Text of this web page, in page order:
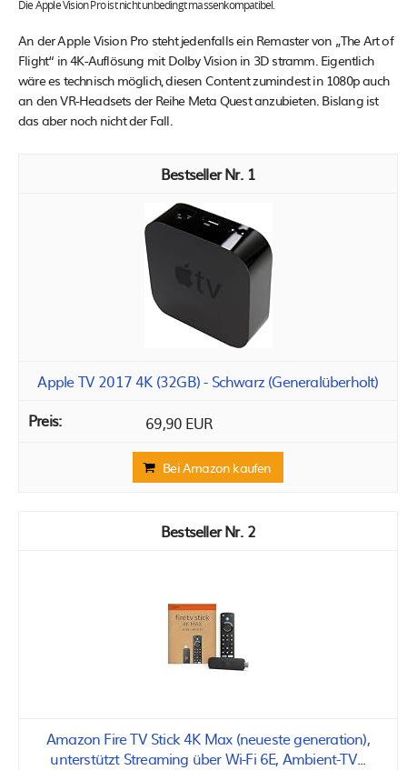
Die Apple Vision Pro ist nicht unbedingt massenkompatibel.
An der Apple Vision Pro steht jedenfalls ein Remaster von „The Art of
Flight“ in 4K-Auflösung mit Dolby Vision in 3D stramm. Eigentlich
wäre es technisch möglich, diesen Content zumindest in 1080p auch
an den VR-Headsets der Reihe Meta Quest anzubieten. Bislang ist
das aber noch nicht der Fall.
1
Apple TV 2017 4K (32GB) - Schwarz (Generalüberholt)
69,90 EUR
Bei Amazon kaufen
2
Amazon Fire TV Stick 4K Max (neueste generation),
unterstützt Streaming über Wi-Fi 6E, Ambient-TV...